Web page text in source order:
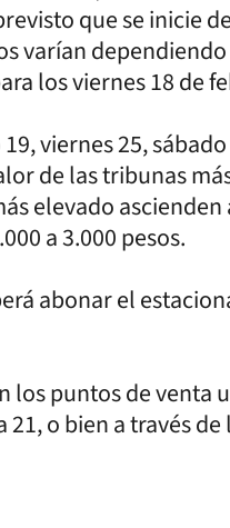
que se inicie
varían
los viernes 18 de
viernes 25,
de las tribunas
elevado ascienden
a 3.000 pesos.
abonar el
puntos de venta
21, o bien a través